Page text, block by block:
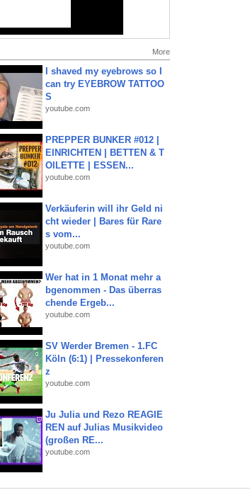
More
I shaved my eyebrows so I
can try EYEBROW TATTOO
S
youtube.com
PREPPER BUNKER #012 |
EINRICHTEN | BETTEN & T
OILETTE | ESSEN...
youtube.com
Verkäuferin will ihr Geld ni
cht wieder | Bares für Rare
s vom...
youtube.com
Wer hat in 1 Monat mehr a
bgenommen - Das überras
chende Ergeb...
youtube.com
SV Werder Bremen - 1.FC
Köln (6:1) | Pressekonferen
z
youtube.com
Ju Julia und Rezo REAGIE
REN auf Julias Musikvideo
(großen RE...
youtube.com